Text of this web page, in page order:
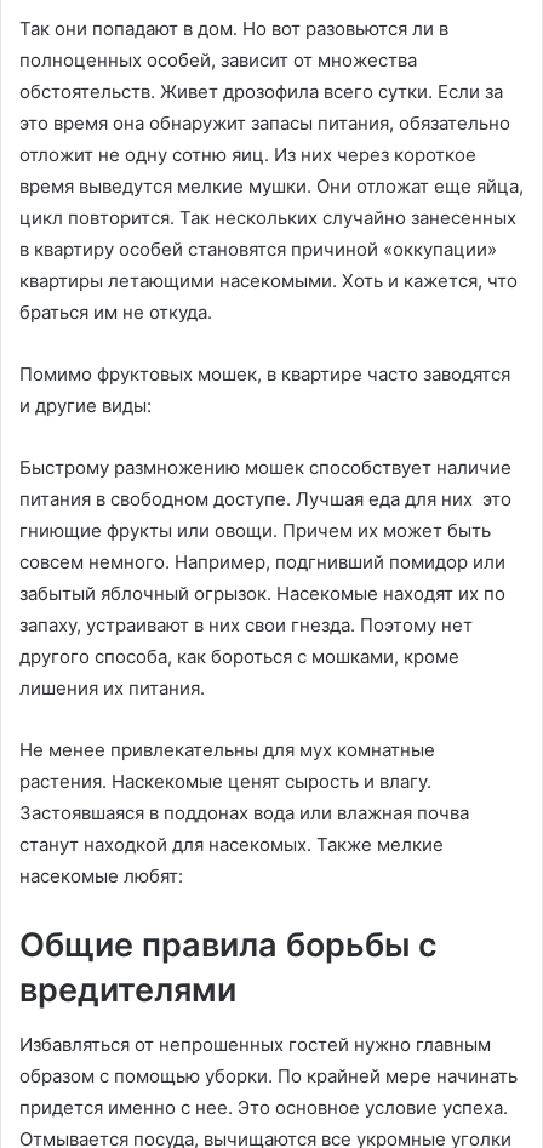
Так они попадают в дом. Но вот разовьются ли в
полноценных особей, зависит от множества
обстоятельств. Живет дрозофила всего сутки. Если за
это время она обнаружит запасы питания, обязательно
отложит не одну сотню яиц. Из них через короткое
время выведутся мелкие мушки. Они отложат еще яйца,
цикл повторится. Так нескольких случайно занесенных
в квартиру особей становятся причиной «оккупации»
квартиры летающими насекомыми. Хоть и кажется, что
браться им не откуда.
Помимо фруктовых мошек, в квартире часто заводятся
и другие виды:
Быстрому размножению мошек способствует наличие
питания в свободном доступе. Лучшая еда для них это
гниющие фрукты или овощи. Причем их может быть
совсем немного. Например, подгнивший помидор или
забытый яблочный огрызок. Насекомые находят их по
запаху, устраивают в них свои гнезда. Поэтому нет
другого способа, как бороться с мошками, кроме
лишения их питания.
Не менее привлекательны для мух комнатные
растения. Наскекомые ценят сырость и влагу.
Застоявшаяся в поддонах вода или влажная почва
станут находкой для насекомых. Также мелкие
насекомые любят:
Общие правила борьбы с
вредителями
Избавляться от непрошенных гостей нужно главным
образом с помощью уборки. По крайней мере начинать
придется именно с нее. Это основное условие успеха.
Отмывается посуда, вычищаются все укромные уголки